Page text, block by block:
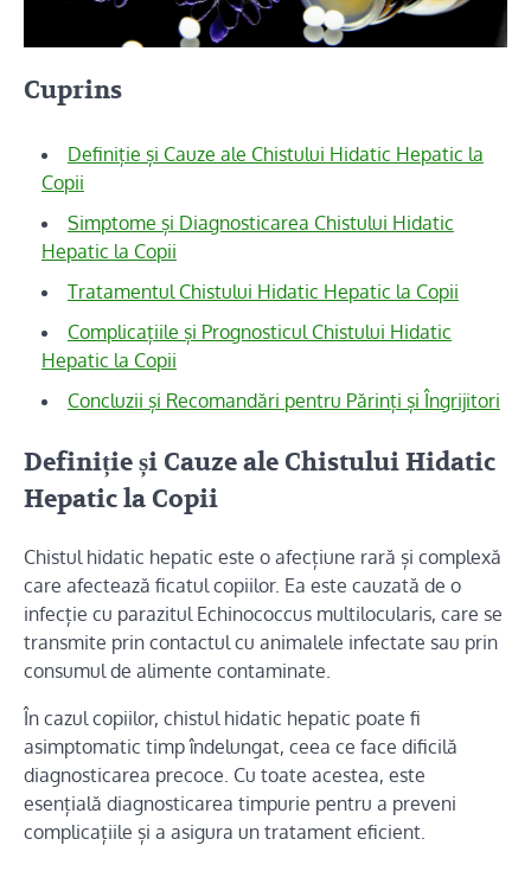
Cuprins
Definiție și Cauze ale Chistului Hidatic Hepatic la
Copii
Simptome și Diagnosticarea Chistului Hidatic
Hepatic la Copii
Tratamentul Chistului Hidatic Hepatic la Copii
Complicațiile și Prognosticul Chistului Hidatic
Hepatic la Copii
Concluzii și Recomandări pentru Părinți și Îngrijitori
Definiție și Cauze ale Chistului Hidatic
Hepatic la Copii
Chistul hidatic hepatic este o afecțiune rară și complexă
care afectează ficatul copiilor. Ea este cauzată de o
infecție cu parazitul Echinococcus multilocularis, care se
transmite prin contactul cu animalele infectate sau prin
consumul de alimente contaminate.
În cazul copiilor, chistul hidatic hepatic poate fi
asimptomatic timp îndelungat, ceea ce face dificilă
diagnosticarea precoce. Cu toate acestea, este
esențială diagnosticarea timpurie pentru a preveni
complicațiile și a asigura un tratament eficient.